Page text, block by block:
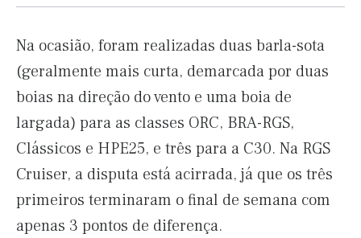
Na ocasião, foram realizadas duas barla-sota
(geralmente mais curta, demarcada por duas
boias na direção do vento e uma boia de
largada) para as classes ORC, BRA-RGS,
Clássicos e HPE25, e três para a C30. Na RGS
Cruiser, a disputa está acirrada, já que os três
primeiros terminaram o final de semana com
apenas 3 pontos de diferença.